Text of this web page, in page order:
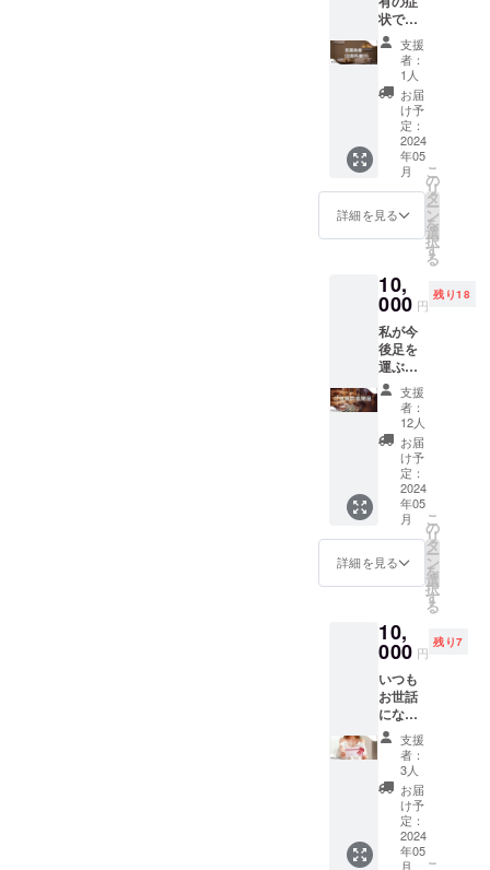
支援後
メール
から公
式LINE
の友達
追加を
お願い
しま
す。
（クー
ポンを
ていた
だくの
しま
す。）
マル
シェで
なく訪
問の場
合別途
交通費
や宿泊
費をを
いただ
く可能
性もご
ざいま
す。 施
一度コ
ンタク
になり
ます。
前売り
券の有
効期限
（2024
年5月〜
2027年
5月）ま
で 密室
を避け
る為、
男性へ
の訪問
ンパの
循環を
促進。
本来の
美しさ
を引き
出す幸
循環に
つなげ
ます。
ご提示
いただ
は、公
式LINE
から送
らせて
頂きま
す。
（2024
年5月順
次お届
け） ー
注意
点ー ご
支援後
メール
から公
式LINE
の友達
す。
（クー
送らせ
ていた
だくの
で必ず
お願い
しま
す。）
マル
シェで
なく訪
問の場
状であ
る、む
くみ・
冷え
性・肩
こり・
腰痛・
膝痛・
頭痛・
生理痛
などの
不定愁
訴へア
プロー
身体の
バラン
スを整
え、血
液やリ
ンパの
循環を
促進。
本来の
美しさ
を引き
出す幸
循環に
つなげ
ます。
ご提示
いただ
は、公
式LINE
から送
らせて
頂きま
す。
（2024
年5月順
次お届
け） ー
注意
点ー ご
支援後
メール
支援
者：
1人
お届
け予
定：
2024
年05
月
詳細を見る
こ
の
リ
タ
ー
ン
を
選
択
す
る
10,
000 円
残り18
私が今
後足を
運ぶマ
ルシェ
県の地
域名物
品を 小
さな箱
に詰め
込んで
提供さ
せて頂
きます(*
´╰╯`๓)
♬ （発
送は
5月以
降、マ
ルシェ
参加時
に足を
運んだ
地域の
有名な
物をご
支援い
ただき
ました
方から
順次送
支援
者：
12人
お届
け予
定：
2024
年05
月
詳細を見る
こ
の
リ
タ
ー
ン
を
選
択
す
る
10,
000 円
残り7
いつも
お世話
になっ
ている
あの人
に、こ
の機会
を利用
して感
謝の気
持ちを
支援
者：
3人
お届
け予
定：
2024
年05
月